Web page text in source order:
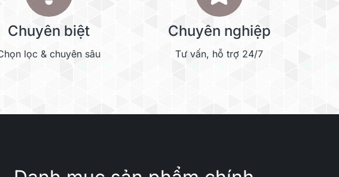
sàng để
đầu
Chuyên biệt
lọc & chuyên sâu
Chuyên nghiệp
Tư vấn, hỗ trợ 24/7